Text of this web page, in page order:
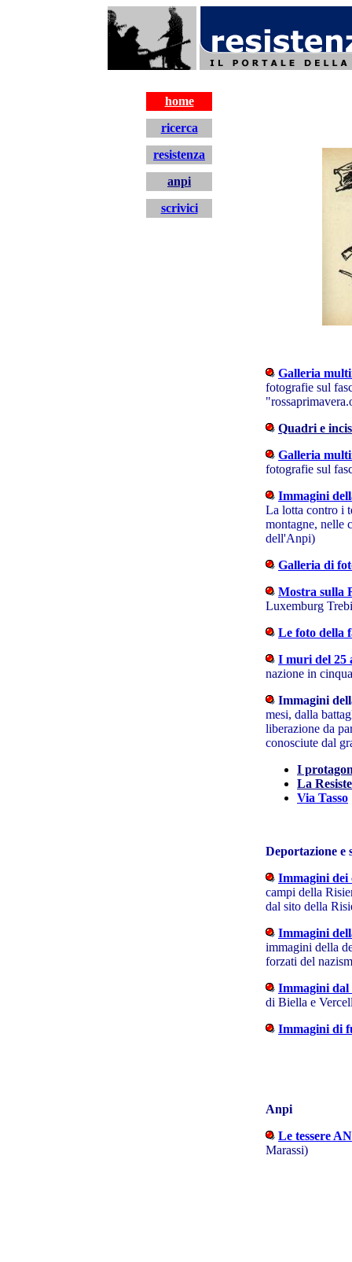
home
Galleria
fotografie sul
Quadri e
Galleria
fotografie sul
Immagini
La lotta contro i
montagne, nelle
dell'Anpi)
Galleria di
Mostra sulla
Luxemburg
Le foto della
I muri del 25
nazione in
Immagini
mesi, dalla
liberazione da
conosciute dal
I
La
Via Tasso
Deportazione e
Immagini dei
campi della
dal sito della
Immagini
immagini della
forzati del
Immagini dal
di Biella e
Immagini di
Anpi
Le tessere
Marassi)
ricerca
resistenza
anpi
scrivici